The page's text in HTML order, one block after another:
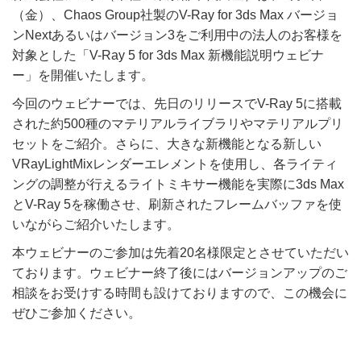
（金）、Chaos Group社製のV-Ray for 3ds Max バージョ
ンNextあるいはバージョン3をご利用中の法人のお客様を
対象とした「V-Ray 5 for 3ds Max 新機能説明ウェビナ
ー」を開催いたします。
今回のウェビナーでは、先日のリリースでV-Ray 5に搭載
された約500種のマテリアルライブラリやマテリアルプリ
セットをご紹介。さらに、大きな新機能となる新しい
VRayLightMixレンダーエレメントを使用し、各ライティ
ングの調整が行えるライトミキサー機能を実際に3ds Max
とV-Ray 5を稼働させ、刷新されたフレームバッファを使
いながらご紹介いたします。
本ウェビナーのご参加は先着20名様限定とさせていただい
ております。ウェビナー終了後にはバージョンアップのご
相談をお受けする時間も設けておりますので、この機会に
ぜひご参加ください。